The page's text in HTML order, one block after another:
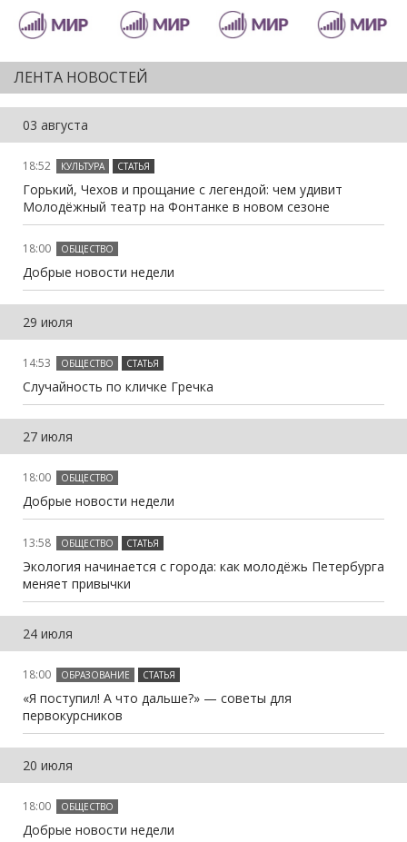
ЛЕНТА НОВОСТЕЙ
03 августа
18:52 КУЛЬТУРА СТАТЬЯ
Горький, Чехов и прощание с легендой: чем удивит
Молодёжный театр на Фонтанке в новом сезоне
18:00 ОБЩЕСТВО
Добрые новости недели
29 июля
14:53 ОБЩЕСТВО СТАТЬЯ
Случайность по кличке Гречка
27 июля
18:00 ОБЩЕСТВО
Добрые новости недели
13:58 ОБЩЕСТВО СТАТЬЯ
Экология начинается с города: как молодёжь Петербурга
меняет привычки
24 июля
18:00 ОБРАЗОВАНИЕ СТАТЬЯ
«Я поступил! А что дальше?» — советы для
первокурсников
20 июля
18:00 ОБЩЕСТВО
Добрые новости недели